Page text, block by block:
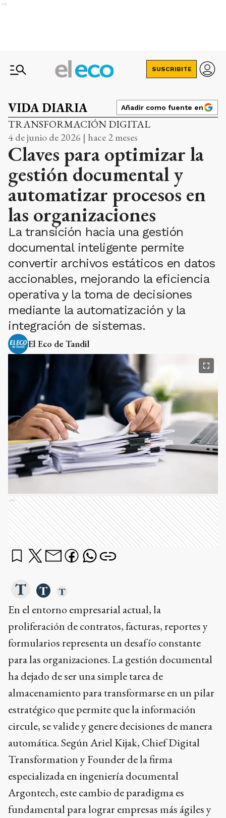
Ads
SUSCRIBITE
VIDA DIARIA Añadir como fuente en
TRANSFORMACIÓN DIGITAL
4 de junio de 2026 | hace 2 meses
Claves para optimizar la
gestión documental y
automatizar procesos en
las organizaciones
La transición hacia una gestión
documental inteligente permite
convertir archivos estáticos en datos
accionables, mejorando la eficiencia
operativa y la toma de decisiones
mediante la automatización y la
integración de sistemas.
El Eco de Tandil
Ads
En el entorno empresarial actual, la
proliferación de contratos, facturas, reportes y
formularios representa un desafío constante
para las organizaciones. La gestión documental
ha dejado de ser una simple tarea de
almacenamiento para transformarse en un pilar
estratégico que permite que la información
circule, se valide y genere decisiones de manera
automática. Según Ariel Kijak, Chief Digital
Transformation y Founder de la firma
especializada en ingeniería documental
Argontech, este cambio de paradigma es
fundamental para lograr empresas más ágiles y